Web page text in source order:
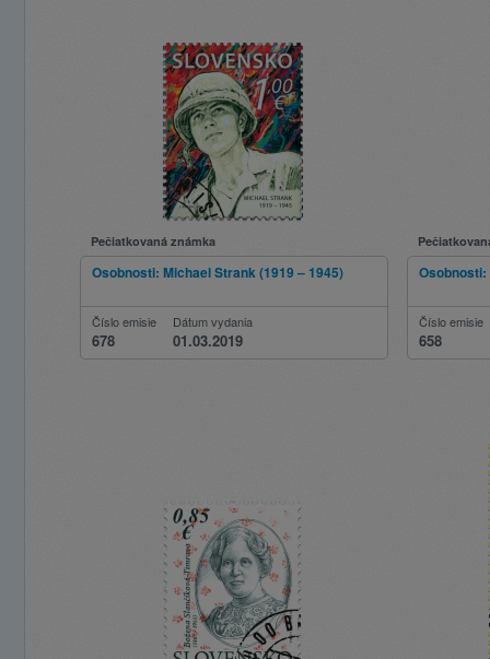
Pečiatkovaná známka
Osobnosti: Michael Strank (1919 – 1945)
Číslo emisie
678
Dátum vydania
01.03.2019
Osobnosti:
Číslo emisie
658